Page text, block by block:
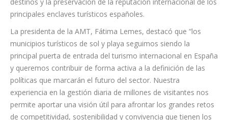
renovación y regeneración de los destinos de sol y playa, la
creación de espacios de intercambio de conocimiento entre
destinos y la preservación de la reputación internacional de los
principales enclaves turísticos españoles.
La presidenta de la AMT, Fátima Lemes, destacó que “los
municipios turísticos de sol y playa seguimos siendo la
principal puerta de entrada del turismo internacional en España
y queremos contribuir de forma activa a la definición de las
políticas que marcarán el futuro del sector. Nuestra
experiencia en la gestión diaria de millones de visitantes nos